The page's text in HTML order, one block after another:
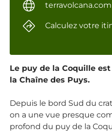
Le puy de la Coquille
la Chaîne des Puys.
Depuis le bord Sud du
on a une vue presque
profond du puy de la
terravolcana.com
Calculez votre